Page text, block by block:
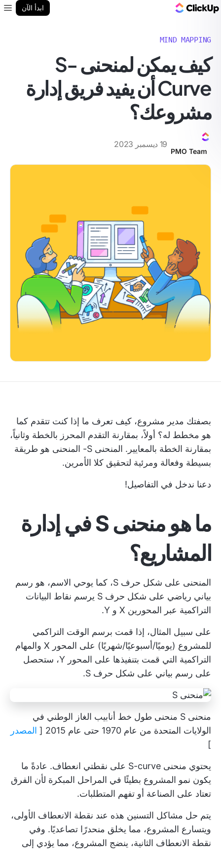
ابدأ الآن
MIND MAPPING
كيف يمكن لمنحنى S-
Curve أن يفيد فريق إدارة
مشروعك؟
PMO Team
19 ديسمبر 2023
بصفتك مدير مشروع، كيف تعرف ما إذا كنت تتقدم كما
هو مخطط له؟ أولاً، بمقارنة التقدم المحرز بالخطة وثانياً،
بمقارنة الخطة بالمعايير. المنحنى S- المنحنى هو طريقة
بسيطة وفعالة ومرئية لتحقيق كلا الأمرين.
دعنا ندخل في التفاصيل!
ما هو منحنى S في إدارة
المشاريع؟
المنحنى على شكل حرف S، كما يوحي الاسم، هو رسم
بياني رياضي على شكل حرف S يرسم نقاط البيانات
التراكمية عبر المحورين X و Y.
على سبيل المثال، إذا قمت برسم الوقت التراكمي
للمشروع (يوميًا/أسبوعيًا/شهريًا) على المحور X والمهام
التراكمية التي قمت بتنفيذها على المحور Y، ستحصل
على رسم بياني على شكل حرف S.
منحنى S منحنى طول خط أنابيب الغاز الوطني في
الولايات المتحدة من عام 1970 حتى عام 2015 [
المصدر
]
يحتوي منحنى S-curve على نقطتي انعطاف. عادةً ما
يكون نمو المشروع بطيئًا في المراحل المبكرة لأن الفرق
تعتاد على الصناعة أو تفهم المتطلبات.
يتم حل مشاكل التسنين هذه عند نقطة الانعطاف الأولى،
ويتسارع المشروع، مما يخلق منحدرًا تصاعديًا. وفي
نقطة الانعطاف الثانية، ينضج المشروع، مما يؤدي إلى